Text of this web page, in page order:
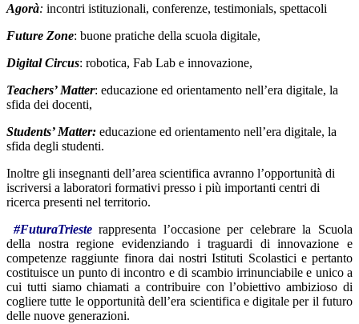
Agorà: incontri istituzionali, conferenze, testimonials, spettacoli
Future Zone: buone pratiche della scuola digitale,
Digital Circus: robotica, Fab Lab e innovazione,
Teachers’ Matter: educazione ed orientamento nell’era digitale, la
sfida dei docenti,
Students’ Matter: educazione ed orientamento nell’era digitale, la
sfida degli studenti.
Inoltre gli insegnanti dell’area scientifica avranno l’opportunità di
iscriversi a laboratori formativi presso i più importanti centri di
ricerca presenti nel territorio.
#FuturaTrieste rappresenta l’occasione per celebrare la Scuola
della nostra regione evidenziando i traguardi di innovazione e
competenze raggiunte finora dai nostri Istituti Scolastici e pertanto
costituisce un punto di incontro e di scambio irrinunciabile e unico a
cui tutti siamo chiamati a contribuire con l’obiettivo ambizioso di
cogliere tutte le opportunità dell’era scientifica e digitale per il futuro
delle nuove generazioni.